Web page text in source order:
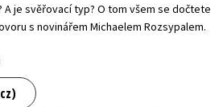
je svěřovací typ? O tom všem se dočtete
s novinářem Michaelem Rozsypalem.